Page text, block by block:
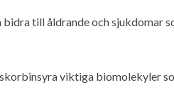
till åldrande och sjukdomar
viktiga biomolekyler